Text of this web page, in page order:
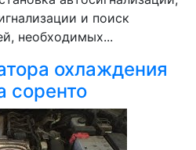
и поиск
необходимых...
охлаждения
соренто